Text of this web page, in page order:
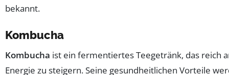
bekannt.
Kombucha
Kombucha ist ein fermentiertes Teegetränk, das reich
Energie zu steigern. Seine gesundheitlichen Vorteile